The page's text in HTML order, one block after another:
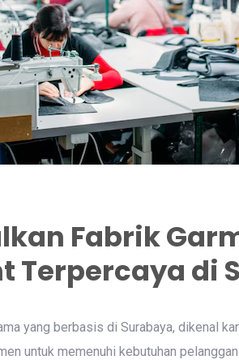
Fabrik
Terpercaya di
yang berbasis di Surabaya, dikenal
untuk memenuhi kebutuhan